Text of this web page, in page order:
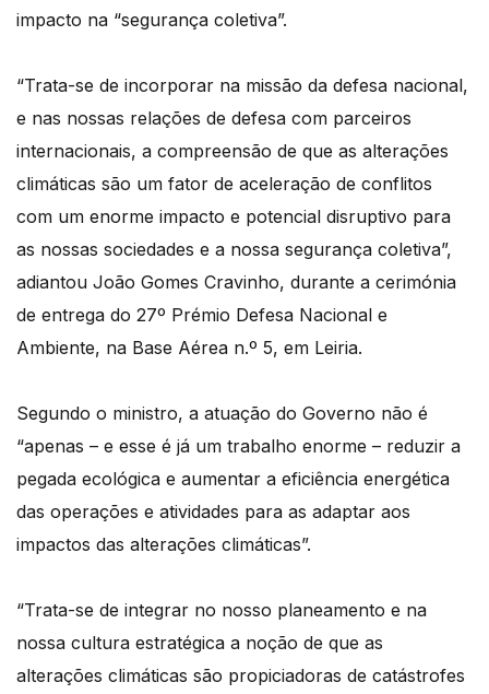
impacto na “segurança coletiva”.
“Trata-se de incorporar na missão da defesa nacional,
e nas nossas relações de defesa com parceiros
internacionais, a compreensão de que as alterações
climáticas são um fator de aceleração de conflitos
com um enorme impacto e potencial disruptivo para
as nossas sociedades e a nossa segurança coletiva”,
adiantou João Gomes Cravinho, durante a cerimónia
de entrega do 27º Prémio Defesa Nacional e
Ambiente, na Base Aérea n.º 5, em Leiria.
Segundo o ministro, a atuação do Governo não é
“apenas – e esse é já um trabalho enorme – reduzir a
pegada ecológica e aumentar a eficiência energética
das operações e atividades para as adaptar aos
impactos das alterações climáticas”.
“Trata-se de integrar no nosso planeamento e na
nossa cultura estratégica a noção de que as
alterações climáticas são propiciadoras de catástrofes